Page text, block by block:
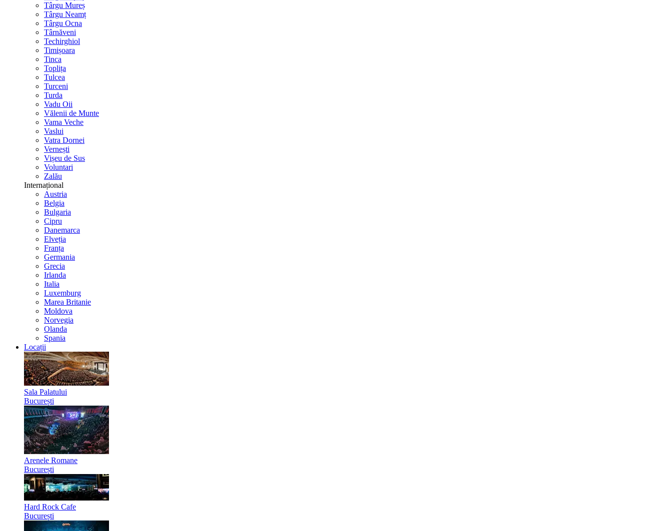
Târgu Mureș
Târgu Neamț
Târgu Ocna
Târnăveni
Techirghiol
Timișoara
Tinca
Toplița
Tulcea
Turceni
Turda
Vadu Oii
Vălenii de Munte
Vama Veche
Vaslui
Vatra Dornei
Vernești
Vișeu de Sus
Voluntari
Zalău
Internațional
Austria
Belgia
Bulgaria
Cipru
Danemarca
Elveția
Franța
Germania
Grecia
Irlanda
Italia
Luxemburg
Marea Britanie
Moldova
Norvegia
Olanda
Spania
Locații
Sala Palatului
București
Arenele Romane
București
Hard Rock Cafe
București